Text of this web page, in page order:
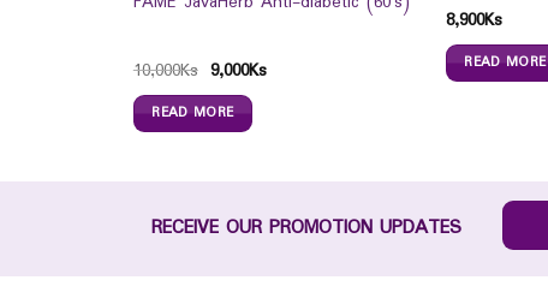
10,000Ks 9,000Ks
READ MORE
8,900Ks
READ MORE
RECEIVE OUR PROMOTION UPDATES